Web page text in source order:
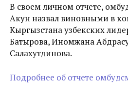
В своем личном отчете,
Акун назвал виновными в
Кыргызстана узбекских
Батырова, Иномжана
Салахутдинова.
Подробнее об отчете